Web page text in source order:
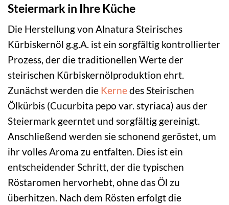
Steiermark in Ihre Küche
Die Herstellung von Alnatura Steirisches
Kürbiskernöl g.g.A. ist ein sorgfältig kontrollierter
Prozess, der die traditionellen Werte der
steirischen Kürbiskernölproduktion ehrt.
Zunächst werden die Kernedes Steirischen
Ölkürbis (Cucurbita pepo var. styriaca) aus der
Steiermark geerntet und sorgfältig gereinigt.
Anschließend werden sie schonend geröstet, um
ihr volles Aroma zu entfalten. Dies ist ein
entscheidender Schritt, der die typischen
Röstaromen hervorhebt, ohne das Öl zu
überhitzen. Nach dem Rösten erfolgt die